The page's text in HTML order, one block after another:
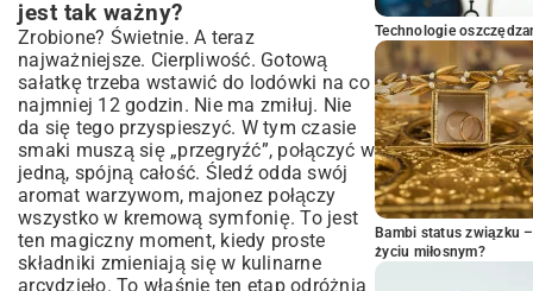
jest tak ważny?
Zrobione? Świetnie. A teraz
najważniejsze. Cierpliwość. Gotową
sałatkę trzeba wstawić do lodówki na co
najmniej 12 godzin. Nie ma zmiłuj. Nie
da się tego przyspieszyć. W tym czasie
smaki muszą się „przegryźć”, połączyć w
jedną, spójną całość. Śledź odda swój
aromat warzywom, majonez połączy
wszystko w kremową symfonię. To jest
ten magiczny moment, kiedy proste
składniki zmieniają się w kulinarne
arcydzieło. To właśnie ten etap odróżnia
Technologie
Bambi status związku
życiu miłosnym?